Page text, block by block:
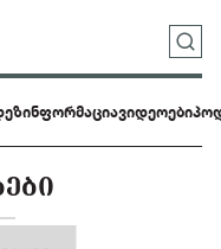
ვიდეოები